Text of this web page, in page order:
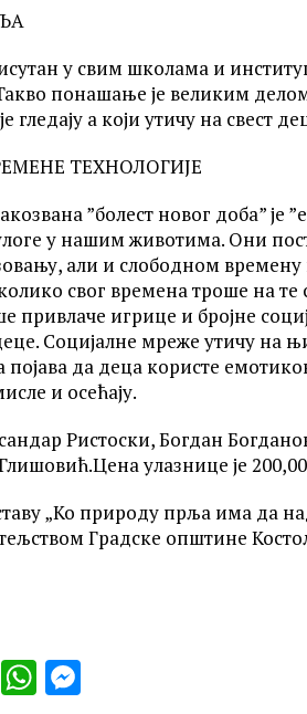
у свим школама и
понашање је великим
гледају а који утичу на свест
ТЕХНОЛОГИЈЕ
”болест новог доба” је
у нашим животима. Они
али и слободном
свог времена троше на те
привлаче игрице и бројне
Социјалне мреже утичу на
појава да деца користе
и осећају.
Ристоски, Богдан
улазнице је
„Ко природу прља има да
Градске општине
V W